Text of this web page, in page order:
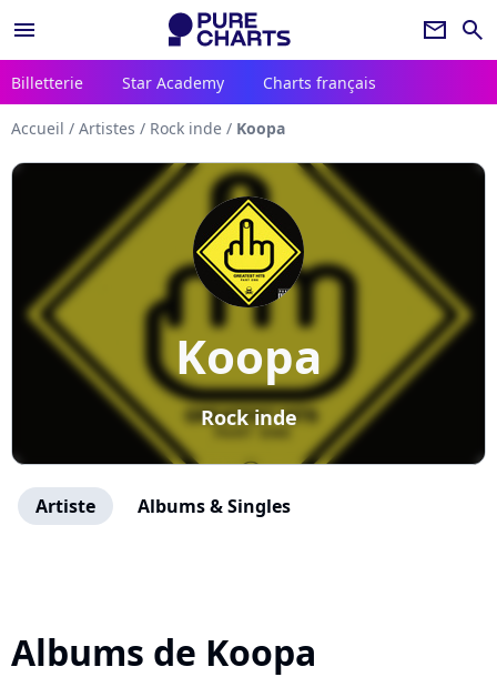
menu newsletter search
Billetterie Star Academy Charts français
Accueil / Artistes / Rock inde / Koopa
Koopa
Rock inde
Artiste Albums & Singles
Albums de Koopa